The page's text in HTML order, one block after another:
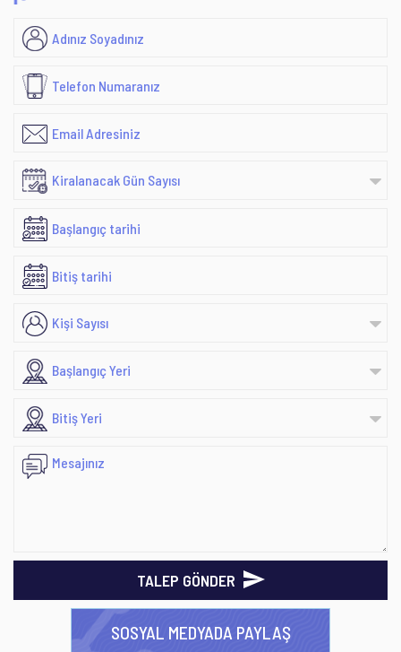
TALEP GÖNDER
SOSYAL MEDYADA PAYLAŞ